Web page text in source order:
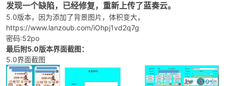
发现一个缺陷，已经修复，重新上传了蓝奏云。
5.0版本，因为添加了背景图片，体积变大，
https://www.lanzoub.com/iOhpj1vd2q7g
密码:52po
最后附5.0版本界面截图：
5.0界面截图